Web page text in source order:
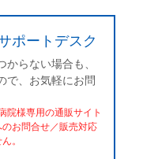
ポートデスク
からない場合も、
で、お気軽にお問
院様専用の通販サイト
お問合せ／販売対応
。